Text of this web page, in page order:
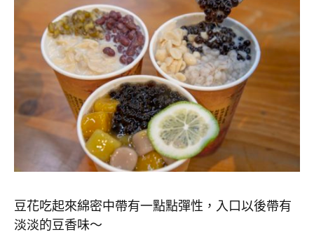
豆花吃起來綿密中帶有一點點彈性，入口以後帶有
淡淡的豆香味～